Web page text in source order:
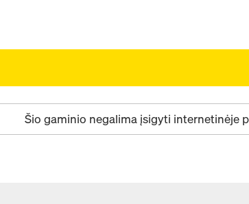
Šio gaminio negalima įsigyti internetinėje